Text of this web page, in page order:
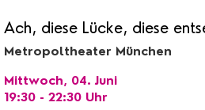
Ach, diese Lücke, diese
Metropoltheater München
Mittwoch, 04. Juni
19:30 - 22:30 Uhr